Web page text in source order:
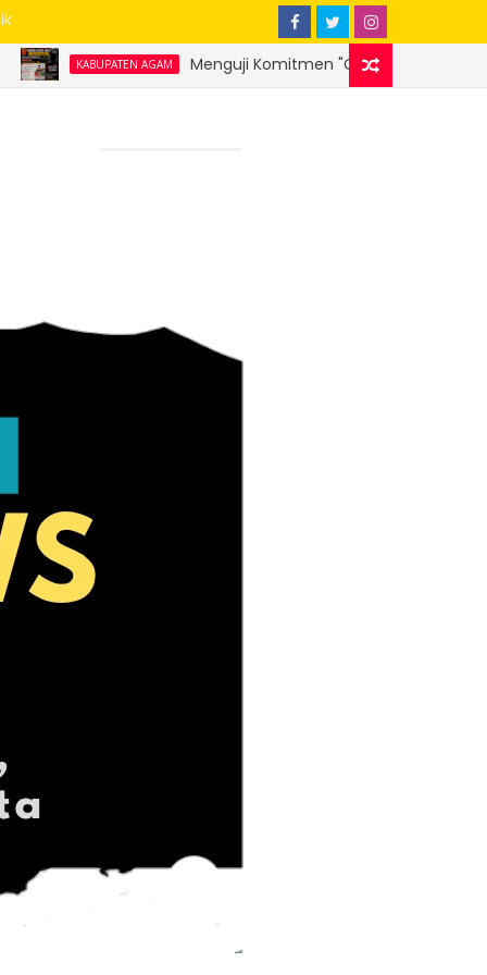
AGAM Menguji Komitmen "Clean Governance" Bupati Agam